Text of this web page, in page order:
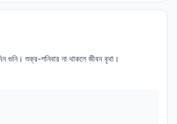
গুনি। শুক্র-শনিবার না থাকলে জীবন বৃথা।